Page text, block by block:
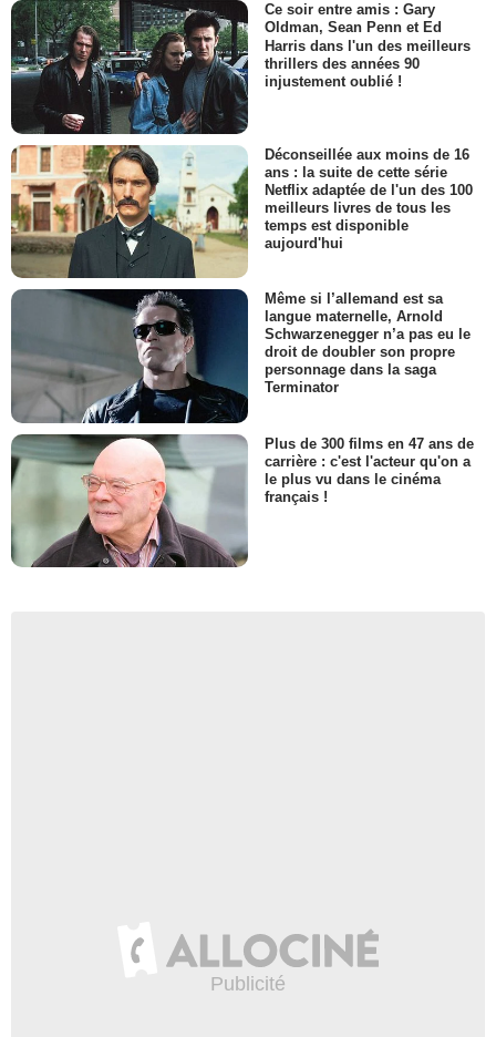
Ce soir entre amis : Gary
Oldman, Sean Penn et Ed
Harris dans l'un des meilleurs
thrillers des années 90
injustement oublié !
Déconseillée aux moins de 16
ans : la suite de cette série
Netflix adaptée de l'un des 100
meilleurs livres de tous les
temps est disponible
aujourd'hui
Même si l’allemand est sa
langue maternelle, Arnold
Schwarzenegger n’a pas eu le
droit de doubler son propre
personnage dans la saga
Terminator
Plus de 300 films en 47 ans de
carrière : c'est l'acteur qu'on a
le plus vu dans le cinéma
français !